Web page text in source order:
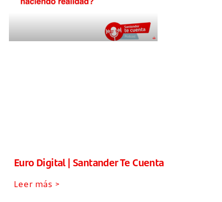
Euro Digital | Santander Te Cuenta
Leer más >